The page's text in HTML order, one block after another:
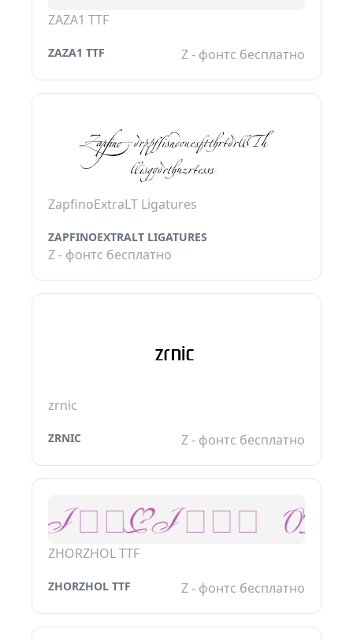
ZAZA1 TTF
ZAZA1 TTF Z - фонтс бесплатно
ZapfinoExtraLT Ligatures
ZAPFINOEXTRALT LIGATURES
Z - фонтс бесплатно
zrnic
ZRNIC Z - фонтс бесплатно
ZHORZHOL TTF
ZHORZHOL TTF Z - фонтс бесплатно